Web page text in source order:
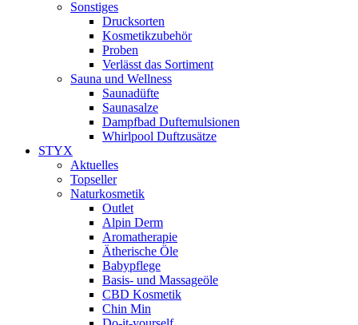
Sonstiges
Drucksorten
Kosmetikzubehör
Proben
Verlässt das Sortiment
Sauna und Wellness
Saunadüfte
Saunasalze
Dampfbad Duftemulsionen
Whirlpool Duftzusätze
STYX
Aktuelles
Topseller
Naturkosmetik
Outlet
Alpin Derm
Aromatherapie
Ätherische Öle
Babypflege
Basis- und Massageöle
CBD Kosmetik
Chin Min